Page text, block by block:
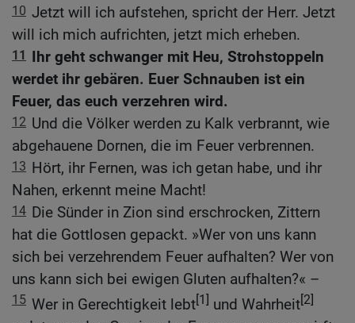
10 Jetzt will ich aufstehen, spricht der Herr. Jetzt
will ich mich aufrichten, jetzt mich erheben.
11 Ihr geht schwanger mit Heu, Strohstoppeln
werdet ihr gebären. Euer Schnauben ist ein
Feuer, das euch verzehren wird.
12 Und die Völker werden zu Kalk verbrannt, wie
abgehauene Dornen, die im Feuer verbrennen.
13 Hört, ihr Fernen, was ich getan habe, und ihr
Nahen, erkennt meine Macht!
14 Die Sünder in Zion sind erschrocken, Zittern
hat die Gottlosen gepackt. »Wer von uns kann
sich bei verzehrendem Feuer aufhalten? Wer von
uns kann sich bei ewigen Gluten aufhalten?« –
15 Wer in Gerechtigkeit lebt[1] und Wahrheit[2]